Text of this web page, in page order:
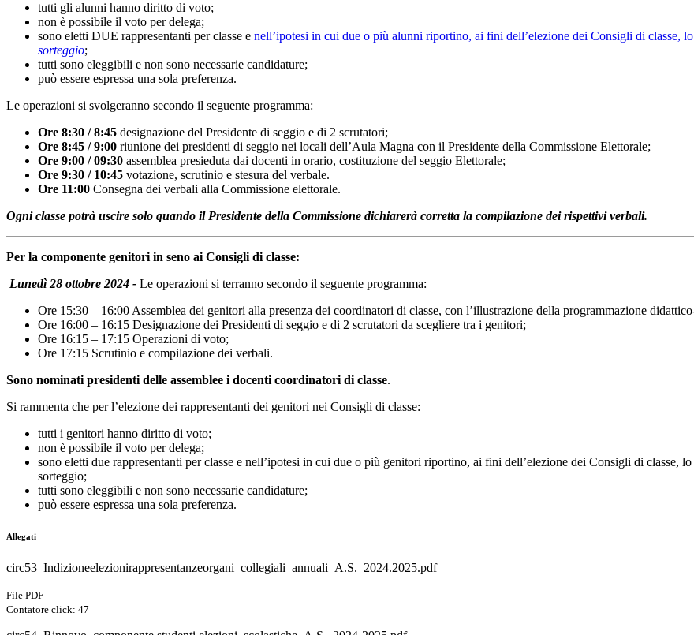
tutti gli alunni hanno diritto di voto;
non è possibile il voto per delega;
sono eletti DUE rappresentanti per classe e nell’ipotesi in cui due o più alunni riportino, ai fini dell’elezione dei Consigli di classe,
sorteggio;
tutti sono eleggibili e non sono necessarie candidature;
può essere espressa una sola preferenza.
Le operazioni si svolgeranno secondo il seguente programma:
Ore 8:30 / 8:45 designazione del Presidente di seggio e di 2 scrutatori;
Ore 8:45 / 9:00 riunione dei presidenti di seggio nei locali dell’Aula Magna con il Presidente della Commissione Elettorale;
Ore 9:00 / 09:30 assemblea presieduta dai docenti in orario, costituzione del seggio Elettorale;
Ore 9:30 / 10:45 votazione, scrutinio e stesura del verbale.
Ore 11:00 Consegna dei verbali alla Commissione elettorale.
Ogni classe potrà uscire solo quando il Presidente della Commissione dichiarerà corretta la compilazione dei rispettivi verbali.
Per la componente genitori in seno ai Consigli di classe:
Lunedì 28 ottobre 2024 - Le operazioni si terranno secondo il seguente programma:
Ore 15:30 – 16:00 Assemblea dei genitori alla presenza dei coordinatori di classe, con l’illustrazione della programmazione
Ore 16:00 – 16:15 Designazione dei Presidenti di seggio e di 2 scrutatori da scegliere tra i genitori;
Ore 16:15 – 17:15 Operazioni di voto;
Ore 17:15 Scrutinio e compilazione dei verbali.
Sono nominati presidenti delle assemblee i docenti coordinatori di classe.
Si rammenta che per l’elezione dei rappresentanti dei genitori nei Consigli di classe:
tutti i genitori hanno diritto di voto;
non è possibile il voto per delega;
sono eletti due rappresentanti per classe e nell’ipotesi in cui due o più genitori riportino, ai fini dell’elezione dei Consigli di classe,
sorteggio;
tutti sono eleggibili e non sono necessarie candidature;
può essere espressa una sola preferenza.
Allegati
circ53_Indizioneelezionirappresentanzeorgani_collegiali_annuali_A.S._2024.2025.pdf
File PDF
Contatore click: 47